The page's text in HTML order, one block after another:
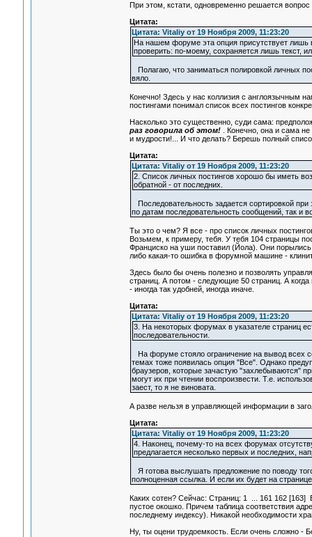
При этом, кстати, одновременно решается
Цитата:
Цитата: Vitaliy от 19 Ноября 2009, 11:23:20
На нашем форуме эта опция присутствует
проверить: по-моему, сохраняется лишь текст,
Полагаю, что заниматься полировкой личных
вяло.
Конечно! Здесь у нас коллизия с англоязычным
постингами понимал список всех постингов
Насколько это существенно, суди сама:
раз говорила об этом!. Конечно, она и сама не
и мудрости!... И что делать? Берешь полный
Цитата:
Цитата: Vitaliy от 19 Ноября 2009, 11:23:20
2. Список личных постингов хорошо бы иметь
обратной - от последних.
Последовательность задается сортировкой
по датам последовательность сообщений, так и
Ты это о чем? Я все - про список личных
Возьмем, к примеру, тебя. У тебя 104 страницы
Франциско на уши поставил (Йола). Они
либо какая-то ошибка в форумной машине -
Здесь было бы очень полезно и позволять
страниц. А потом - следующие 50 страниц. А
- иногда так удобней, иногда иначе.
Цитата:
Цитата: Vitaliy от 19 Ноября 2009, 11:23:20
3. На некоторых форумах в указателе страниц
последовательности.
На форуме стояло ограничение на вывод всех
темах тоже появилась опция "Все". Однако
браузеров, которые зачастую "захлебываются"
могут их при чтении воспроизвести. Т.е.
заест, то я не виновата.
А разве нельзя в управляющей информации в
Цитата:
Цитата: Vitaliy от 19 Ноября 2009, 11:23:20
4. Наконец, почему-то на всех форумах
предлагается несколько первых и последних,
Я готова выслушать предложение по поводу
полноценная ссылка. И если их будет на
Каких сотен? Сейчас: Страниц: 1 ... 161 162 [163]
пустое окошко. Причем таблица соответствия
последнему индексу). Никакой необходимости
Ну, ты оцени трудоемкость. Если очень сложно -